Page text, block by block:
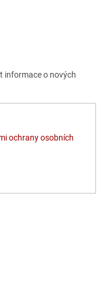
informace o nových
ochrany osobních